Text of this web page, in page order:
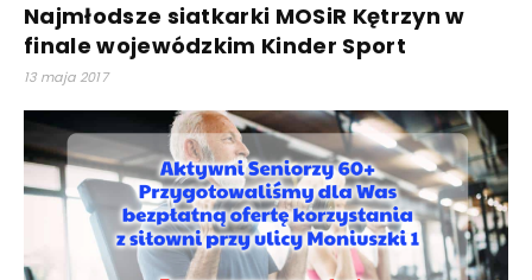
Najmłodsze siatkarki MOSiR Kętrzyn w
finale wojewódzkim Kinder Sport
13 maja 2017